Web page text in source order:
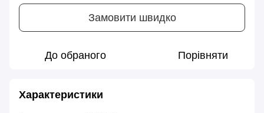
Замовити швидко
До обраного Порівняти
Характеристики